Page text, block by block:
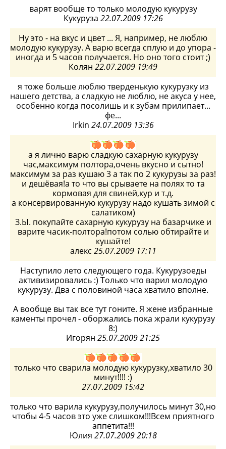
варят вообще то только молодую кукурузу
Кукуруза 22.07.2009 17:26
Ну это - на вкус и цвет ... Я, например, не люблю
молодую кукурузу. А варю всегда сплую и до упора -
иногда и 5 часов получается. Но оно того стоит ;)
Колян 22.07.2009 19:49
я тоже больше люблю тверденькую кукурузку из
нашего детства, а сладкую не люблю, не акуса у нее,
особенно когда посолишь и к зубам прилипает...
фе...
Irkin 24.07.2009 13:36
а я лично варю сладкую сахарную кукурузу
час,максимум полтора,очень вкусно и сытно!
максимум за раз кушаю 3 а так по 2 кукурузы за раз!
и дешёвая!а то что вы срываете на полях то та
кормовая для свиней,кур и т.д.
а консервированную кукурузу надо кушать зимой с
салатиком)
З.Ы. покупайте сахарную кукурузу на базарчике и
варите часик-полтора!потом солью обтирайте и
кушайте!
алекс 25.07.2009 17:11
Наступило лето следующего года. Кукурузоеды
активизировались :) Только что варил молодую
кукурузу. Два с половиной часа хватило вполне.
А вообще вы так все тут гоните. Я жене избранные
каменты прочел - оборжались пока жрали кукурузу
8:)
Игорян 25.07.2009 21:25
только что сварила молодую кукурузку,хватило 30
минут!!!! :)
27.07.2009 15:42
только что варила кукурузу,получилось минут 30,но
чтобы 4-5 часов это уже слишком!!!Всем приятного
аппетита!!!
Юлия 27.07.2009 20:18